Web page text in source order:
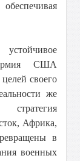
США
своего
же
стратегия
Африка,
в
военных